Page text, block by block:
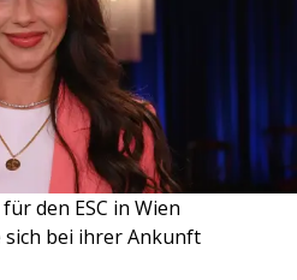
den ESC in Wien
sich bei ihrer Ankunft